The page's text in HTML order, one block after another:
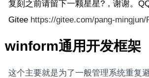
复刻之前请留下一颗星星?，谢谢。
Gitee https://gitee.com/pang-mingjun/
winform通用开发框架
这个主要就是为了一般管理系统重复